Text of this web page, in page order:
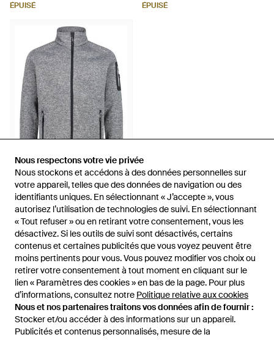
Nous respectons votre vie privée
Nous stockons et accédons à des données personnelles sur
votre appareil, telles que des données de navigation ou des
identifiants uniques. En sélectionnant « J’accepte », vous
autorisez l’utilisation de technologies de suivi. En sélectionnant
« Tout refuser » ou en retirant votre consentement, vous les
désactivez. Si les outils de suivi sont désactivés, certains
contenus et certaines publicités que vous voyez peuvent être
moins pertinents pour vous. Vous pouvez modifier vos choix ou
retirer votre consentement à tout moment en cliquant sur le
lien « Paramètres des cookies » en bas de la page. Pour plus
d’informations, consultez notre Politique relative aux cookies
Nous et nos partenaires traitons vos données afin de fournir :
Stocker et/ou accéder à des informations sur un appareil.
Publicités et contenus personnalisés, mesure de la
Nous respectons votre vie privée
Nous stockons et accédons à des données personnelles sur
votre appareil, telles que des données de navigation ou des
identifiants uniques. En sélectionnant « J’accepte », vous
autorisez l’utilisation de technologies de suivi. En sélectionnant
« Tout refuser » ou en retirant votre consentement, vous les
désactivez. Si les outils de suivi sont désactivés, certains
contenus et certaines publicités que vous voyez peuvent être
moins pertinents pour vous. Vous pouvez modifier vos choix ou
retirer votre consentement à tout moment en cliquant sur le
lien « Paramètres des cookies » en bas de la page. Pour plus
d’informations, consultez notre Politique relative aux cookies
Nous et nos partenaires traitons vos données afin de fournir :
Stocker et/ou accéder à des informations sur un appareil.
Publicités et contenus personnalisés, mesure de la
ÉPUISÉ ÉPUISÉ
60 €
CMP
Veste - Gris
DeSpartoo
ÉPUISÉ
61 sur 61 affichés